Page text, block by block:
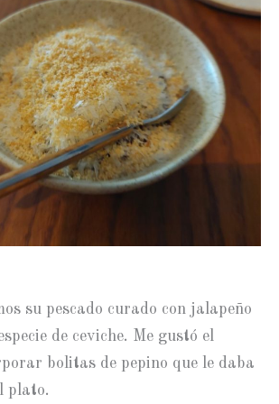
su pescado curado con jalapeño
de ceviche. Me gustó el
bolitas de pepino que le daba
plato.